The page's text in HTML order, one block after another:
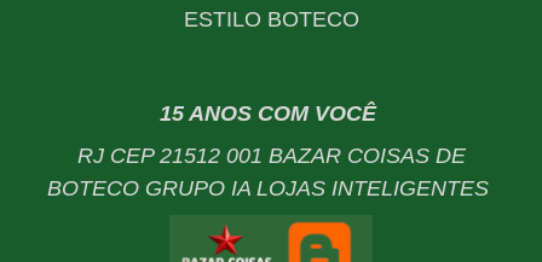
ESTILO BOTECO
15 ANOS COM VOCÊ
RJ CEP 21512 001 BAZAR COISAS DE
BOTECO GRUPO IA LOJAS INTELIGENTES